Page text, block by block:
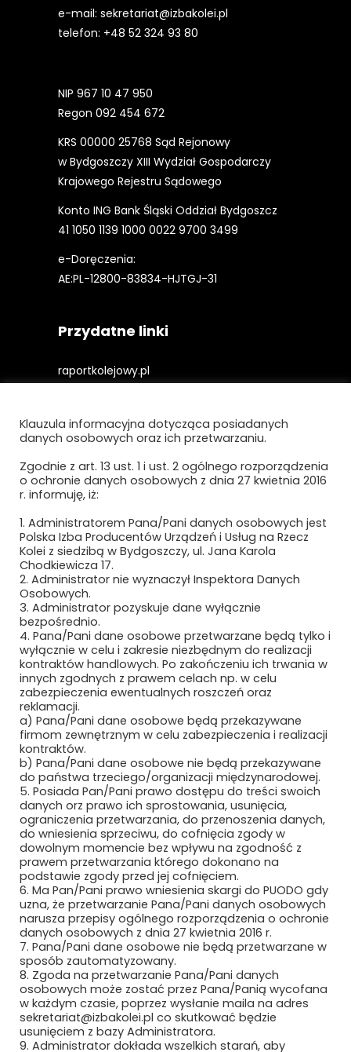
e-mail: sekretariat@izbakolei.pl
telefon: +48 52 324 93 80
NIP 967 10 47 950
Regon 092 454 672
KRS 00000 25768 Sąd Rejonowy
w Bydgoszczy XIII Wydział Gospodarczy
Krajowego Rejestru Sądowego
Konto ING Bank Śląski Oddział Bydgoszcz
41 1050 1139 1000 0022 9700 3499
e-Doręczenia:
AE:PL-12800-83834-HJTGJ-31
Przydatne linki
raportkolejowy.pl
kolejowefirmy.pl
Polityka prywatności i cookies
Regulamin strony
Newsletter
Subskrybuj, aby być na bieżąco
Bezpieczne płatności
Klauzula informacyjna dotycząca posiadanych
danych osobowych oraz ich przetwarzaniu.
Zgodnie z art. 13 ust. 1 i ust. 2 ogólnego rozporządzenia
o ochronie danych osobowych z dnia 27 kwietnia 2016
r. informuję, iż:
1. Administratorem Pana/Pani danych osobowych jest
Polska Izba Producentów Urządzeń i Usług na Rzecz
Kolei z siedzibą w Bydgoszczy, ul. Jana Karola
Chodkiewicza 17.
2. Administrator nie wyznaczył Inspektora Danych
Osobowych.
3. Administrator pozyskuje dane wyłącznie
bezpośrednio.
4. Pana/Pani dane osobowe przetwarzane będą tylko i
wyłącznie w celu i zakresie niezbędnym do realizacji
kontraktów handlowych. Po zakończeniu ich trwania w
innych zgodnych z prawem celach np. w celu
zabezpieczenia ewentualnych roszczeń oraz
reklamacji.
a) Pana/Pani dane osobowe będą przekazywane
firmom zewnętrznym w celu zabezpieczenia i realizacji
kontraktów.
b) Pana/Pani dane osobowe nie będą przekazywane
do państwa trzeciego/organizacji międzynarodowej.
5. Posiada Pan/Pani prawo dostępu do treści swoich
danych orz prawo ich sprostowania, usunięcia,
ograniczenia przetwarzania, do przenoszenia danych,
do wniesienia sprzeciwu, do cofnięcia zgody w
dowolnym momencie bez wpływu na zgodność z
prawem przetwarzania którego dokonano na
podstawie zgody przed jej cofnięciem.
6. Ma Pan/Pani prawo wniesienia skargi do PUODO gdy
uzna, że przetwarzanie Pana/Pani danych osobowych
narusza przepisy ogólnego rozporządzenia o ochronie
danych osobowych z dnia 27 kwietnia 2016 r.
7. Pana/Pani dane osobowe nie będą przetwarzane w
sposób zautomatyzowany.
8. Zgoda na przetwarzanie Pana/Pani danych
osobowych może zostać przez Pana/Panią wycofana
w każdym czasie, poprzez wysłanie maila na adres
sekretariat@izbakolei.pl co skutkować będzie
usunięciem z bazy Administratora.
9. Administrator dokłada wszelkich starań, aby